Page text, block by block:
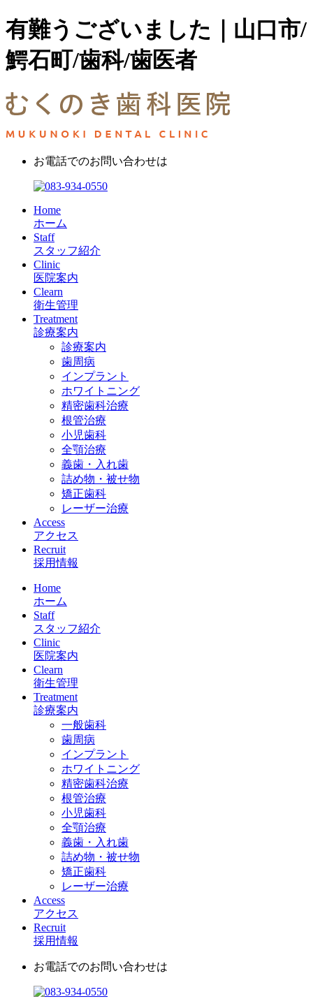
有難うございました｜山口市/
鰐石町/歯科/歯医者
お電話でのお問い合わせは
Home
ホーム
Staff
スタッフ紹介
Clinic
医院案内
Clearn
衛生管理
Treatment
診療案内
診療案内
歯周病
インプラント
ホワイトニング
精密歯科治療
根管治療
小児歯科
全顎治療
義歯・入れ歯
詰め物・被せ物
矯正歯科
レーザー治療
Access
アクセス
Recruit
採用情報
Home
ホーム
Staff
スタッフ紹介
Clinic
医院案内
Clearn
衛生管理
Treatment
診療案内
一般歯科
歯周病
インプラント
ホワイトニング
精密歯科治療
根管治療
小児歯科
全顎治療
義歯・入れ歯
詰め物・被せ物
矯正歯科
レーザー治療
Access
アクセス
Recruit
採用情報
お電話でのお問い合わせは